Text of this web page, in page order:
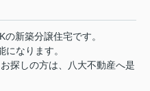
新築分譲住宅です。
なります。
探しの方は、八大不動産へ是